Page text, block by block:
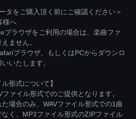
をご購入頂く前にご確認ください＞
様へ
ブラウザをご利用の場合は、楽曲ファ
ません。
ブラウザ、もしくはPCからダウンロ
いたします。
形式について】
ファイル形式でのご提供となります。
場合のみ、WAVファイル形式での1曲
く、MP3ファイル形式のZIPファイル